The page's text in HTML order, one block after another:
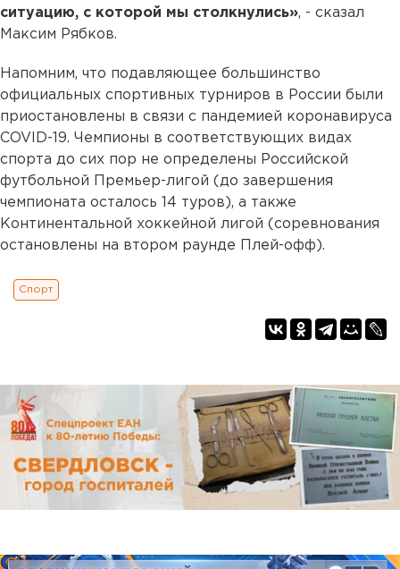
ситуацию, с которой мы столкнулись», - сказал
Максим Рябков.
Напомним, что подавляющее большинство
официальных спортивных турниров в России были
приостановлены в связи с пандемией коронавируса
COVID-19. Чемпионы в соответствующих видах
спорта до сих пор не определены Российской
футбольной Премьер-лигой (до завершения
чемпионата осталось 14 туров), а также
Континентальной хоккейной лигой (соревнования
остановлены на втором раунде Плей-офф).
Спорт